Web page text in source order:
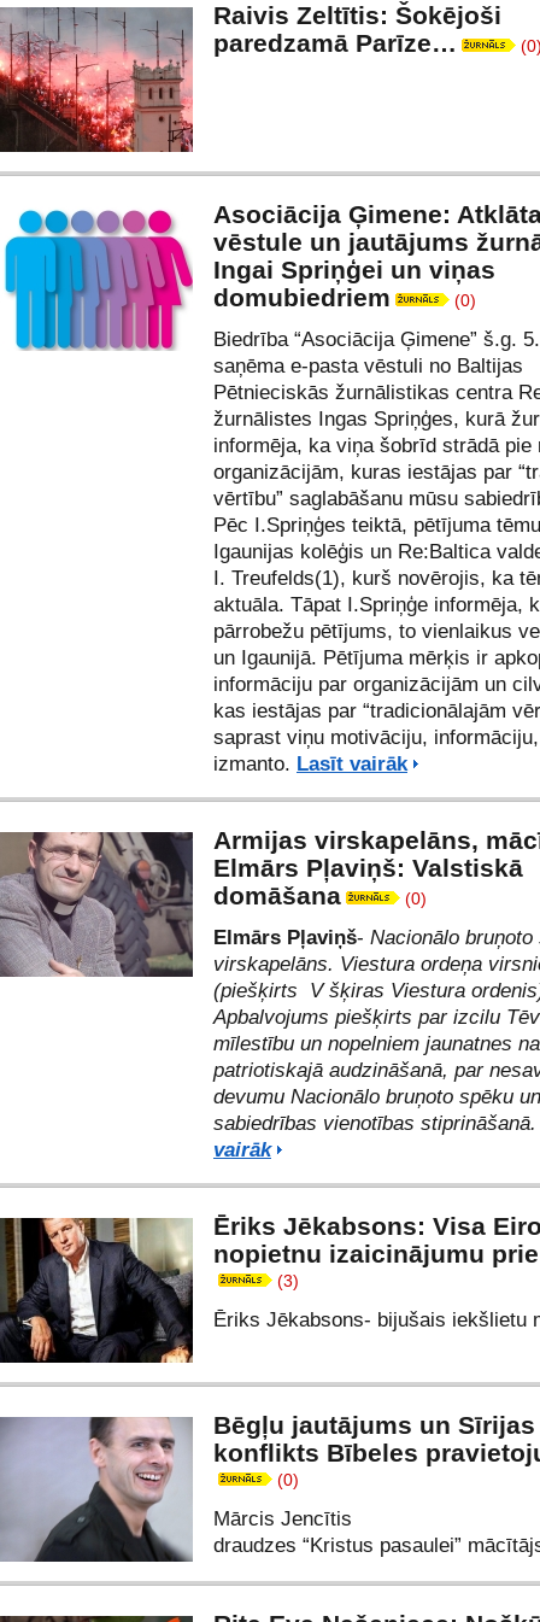
Raivis Zeltītis: Šokējoši
paredzamā Parīze…
Asociācija Ģimene:
vēstule un jautājums
Ingai Spriņģei un viņas
domubiedriem
(0)
Biedrība “Asociācija Ģimene” š.g.
saņēma e-pasta vēstuli no Baltijas
Pētnieciskās žurnālistikas centra
žurnālistes Ingas Spriņģes, kurā
informēja, ka viņa šobrīd strādā pie
organizācijām, kuras iestājas par
vērtību” saglabāšanu mūsu
Pēc I.Spriņģes teiktā, pētījuma
Igaunijas kolēģis un Re:Baltica
I. Treufelds(1), kurš novērojis, ka
aktuāla. Tāpat I.Spriņģe informēja,
pārrobežu pētījums, to vienlaikus
un Igaunijā. Pētījuma mērķis ir
informāciju par organizācijām un
kas iestājas par “tradicionālajām
saprast viņu motivāciju,
izmanto. Lasīt vairāk
Armijas virskapelāns,
Elmārs Pļaviņš: Valstiskā
domāšana
(0)
Elmārs Pļaviņš- Nacionālo bruņoto
virskapelāns. Viestura ordeņa
(piešķirts V šķiras Viestura
Apbalvojums piešķirts par izcilu
mīlestību un nopelniem jaunatnes
patriotiskajā audzināšanā, par
devumu Nacionālo bruņoto spēku un
sabiedrības vienotības
vairāk
Ēriks Jēkabsons: Visa
nopietnu izaicinājumu
(3)
Ēriks Jēkabsons- bijušais iekšlietu
Bēgļu jautājums un Sīrijas
konflikts Bībeles
(0)
Mārcis Jencītis
draudzes “Kristus pasaulei”